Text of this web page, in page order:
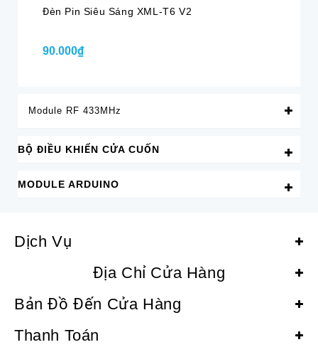
Đèn Pin Siêu Sáng XML-T6 V2
90.000₫
Module RF 433MHz
BỘ ĐIỀU KHIỂN CỬA CUỐN
MODULE ARDUINO
Dịch Vụ
Địa Chỉ Cửa Hàng
Bản Đồ Đến Cửa Hàng
Thanh Toán